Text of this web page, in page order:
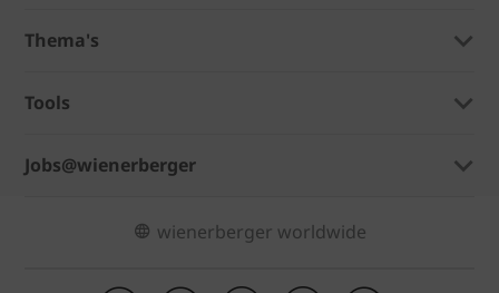
Thema's
Tools
Jobs@wienerberger
wienerberger worldwide